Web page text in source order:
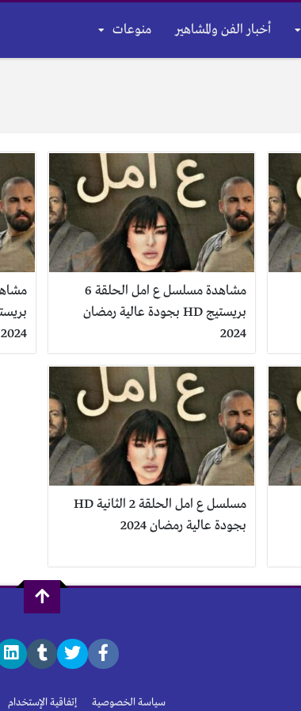
أخبار الفن والمشاهير منوعات
مشاهدة مسلسل ع امل الحلقة 6
بريستيج HD بجودة عالية رمضان
2024
2024
مسلسل ع امل الحلقة 2 الثانية HD
بجودة عالية رمضان 2024
سياسة الخصوصية إتفاقية الإستخدام